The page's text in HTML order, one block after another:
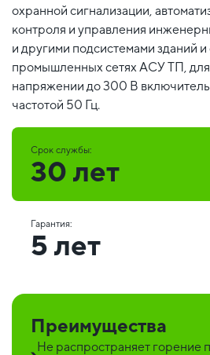
охранной сигнализации,
контроля и управления
и другими подсистемами зданий
промышленных сетях АСУ ТП,
напряжении до 300 В
частотой 50 Гц.
Срок службы:
30 лет
Гарантия:
5 лет
Преимущества
Не распространяет горение